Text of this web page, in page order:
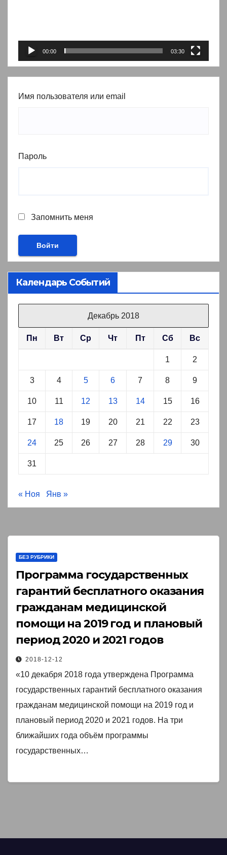
00:00 03:30
Имя пользователя или email
Пароль
Запомнить меня
Календарь Событий
Декабрь 2018
Пн Вт Ср Чт Пт Сб Вс
1 2
3 4 5 6 7 8 9
10 11 12 13 14 15 16
17 18 19 20 21 22 23
24 25 26 27 28 29 30
31
« Ноя Янв »
БЕЗ РУБРИКИ
Программа государственных
гарантий бесплатного оказания
гражданам медицинской
помощи на 2019 год и плановый
период 2020 и 2021 годов￼
2018-12-12
«10 декабря 2018 года утверждена Программа
государственных гарантий бесплатного оказания
гражданам медицинской помощи на 2019 год и
плановый период 2020 и 2021 годов. На три
ближайших года объём программы
государственных…